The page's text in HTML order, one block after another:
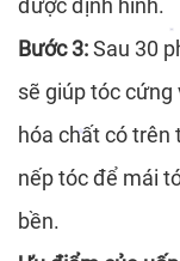
được định hình.
Bước 3:Sau 30
sẽ giúp tóc cứng
hóa chất có trên
nếp tóc để mái
bền.